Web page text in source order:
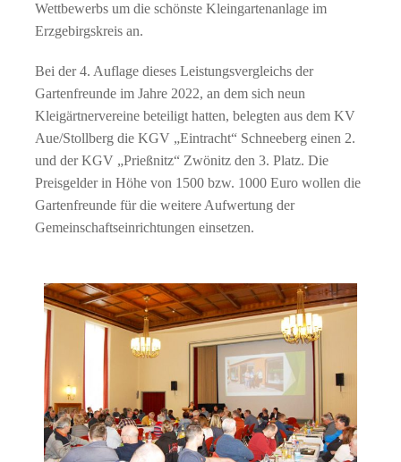
Wettbewerbs um die schönste Kleingartenanlage im
Erzgebirgskreis an.
Bei der 4. Auflage dieses Leistungsvergleichs der
Gartenfreunde im Jahre 2022, an dem sich neun
Kleigärtnervereine beteiligt hatten, belegten aus dem KV
Aue/Stollberg die KGV „Eintracht“ Schneeberg einen 2.
und der KGV „Prießnitz“ Zwönitz den 3. Platz. Die
Preisgelder in Höhe von 1500 bzw. 1000 Euro wollen die
Gartenfreunde für die weitere Aufwertung der
Gemeinschaftseinrichtungen einsetzen.